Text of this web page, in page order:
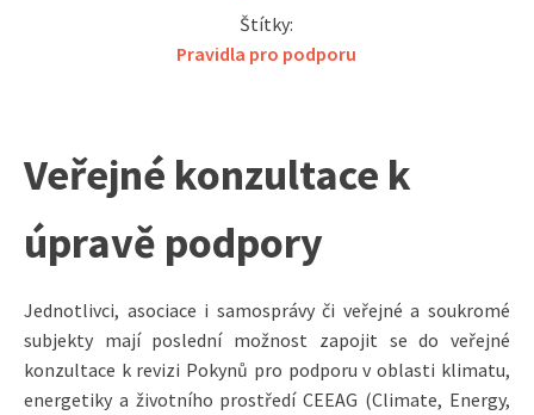
Štítky:
Pravidla pro podporu
Veřejné konzultace k
úpravě podpory
Jednotlivci, asociace i samosprávy či veřejné a soukromé
subjekty mají poslední možnost zapojit se do veřejné
konzultace k revizi Pokynů pro podporu v oblasti klimatu,
energetiky a životního prostředí CEEAG (Climate, Energy,